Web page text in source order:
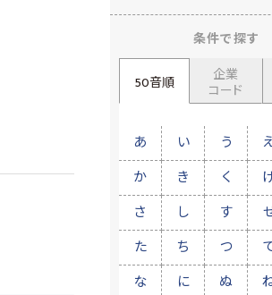
条件で探す
50音順
企業
コード
あ い う
か き く
さ し す
た ち つ て
な に ぬ